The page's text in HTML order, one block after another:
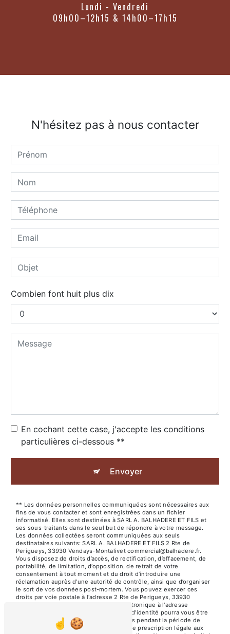
Lundi - Vendredi
09h00–12h15 & 14h00–17h15
N'hésitez pas à nous contacter
Combien font huit plus dix
En cochant cette case, j'accepte les conditions
particulières ci-dessous **
Envoyer
** Les données personnelles communiquées sont nécessaires aux
fins de vous contacter et sont enregistrées dans un fichier
informatisé. Elles sont destinées à SARL A. BALHADERE ET FILS et
ses sous-traitants dans le seul but de répondre à votre message.
Les données collectées seront communiquées aux seuls
destinataires suivants: SARL A. BALHADERE ET FILS 2 Rte de
Perigueys, 33930 Vendays-Montalivet commercial@balhadere.fr.
Vous disposez de droits d’accès, de rectification, d’effacement, de
portabilité, de limitation, d’opposition, de retrait de votre
consentement à tout moment et du droit d’introduire une
réclamation auprès d’une autorité de contrôle, ainsi que d’organiser
le sort de vos données post-mortem. Vous pouvez exercer ces
droits par voie postale à l'adresse 2 Rte de Perigueys, 33930
Vendays-Montalivet ou par courrier électronique à l'adresse
commercial@balhadere.fr. Un justificatif d'identité pourra vous être
demandé. Nous conservons vos données pendant la période de
prise de contact puis pendant la durée de prescription légale aux